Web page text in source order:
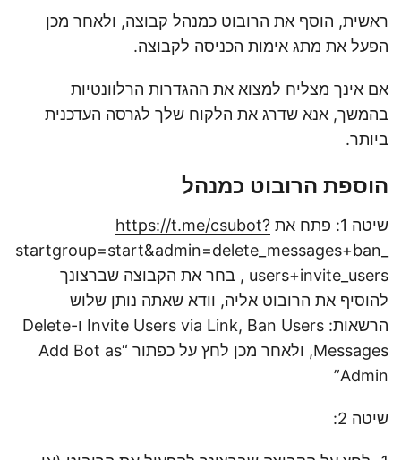
ראשית, הוסף את הרובוט כמנהל קבוצה, ולאחר מכן
הפעל את מתג אימות הכניסה לקבוצה.
אם אינך מצליח למצוא את ההגדרות הרלוונטיות
בהמשך, אנא שדרג את הלקוח שלך לגרסה העדכנית
ביותר.
הוספת הרובוט כמנהל
שיטה 1: פתח את
https://t.me/csubot?
startgroup=start&admin=delete_messages+ban_
users+invite_users , בחר את הקבוצה שברצונך
להוסיף את הרובוט אליה, וודא שאתה נותן שלוש
הרשאות: Invite Users via Link, Ban Users ו-Delete
Messages, ולאחר מכן לחץ על כפתור “Add Bot as
Admin”
שיטה 2: